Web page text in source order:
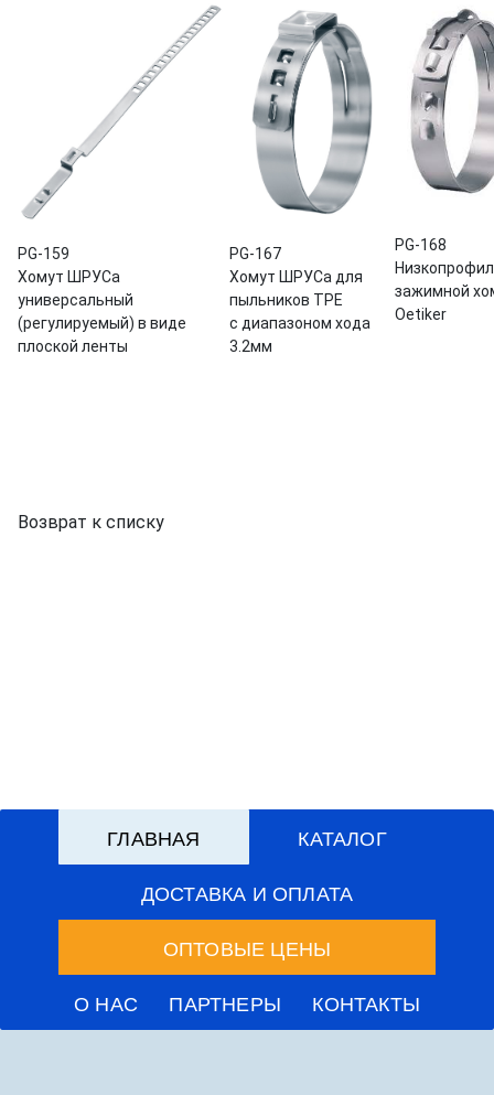
PG-159
Хомут ШРУСа
универсальный
(регулируемый) в виде
плоской ленты
PG-167
Хомут ШРУСа для
пыльников TPE
с диапазоном хода
3.2мм
PG-168
зажимной
Oetiker
Возврат к списку
ГЛАВНАЯ
КАТАЛОГ
ДОСТАВКА И ОПЛАТА
ОПТОВЫЕ ЦЕНЫ
О НАС
ПАРТНЕРЫ КОНТАКТЫ